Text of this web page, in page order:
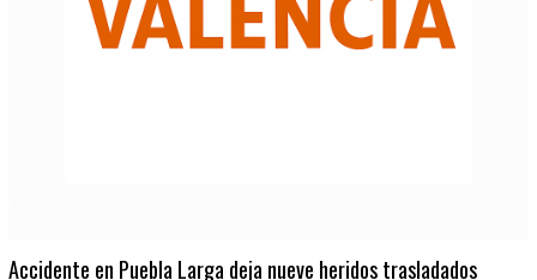
Accidente en Puebla Larga deja nueve heridos trasladados